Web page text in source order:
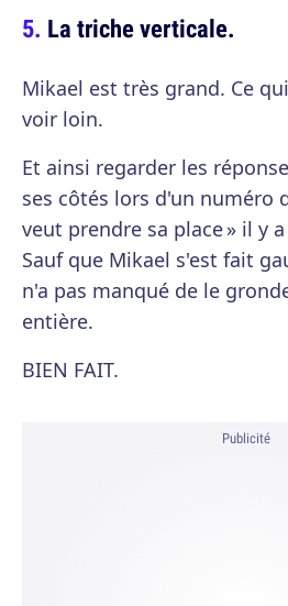
La triche verticale.
Mikael est très grand. Ce
voir loin.
Et ainsi regarder les
ses côtés lors d'un numéro
veut prendre sa place » il y
Sauf que Mikael s'est fait
n'a pas manqué de le
entière.
BIEN FAIT.
Publicité